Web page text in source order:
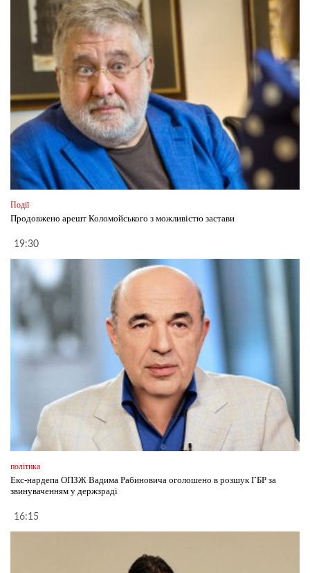
Події
Продовжено арешт Коломойського з можливістю застави
19:30
політика
Екс-нардепа ОПЗЖ Вадима Рабиновича оголошено в розшук ГБР за
звинуваченням у держзраді
16:15